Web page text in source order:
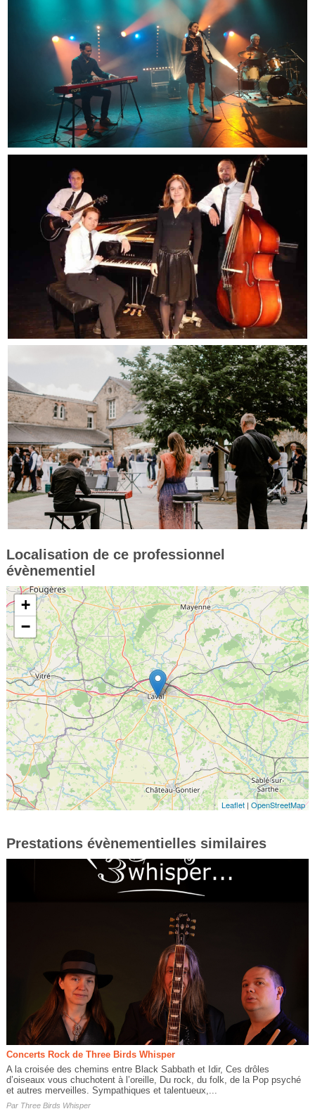
Localisation de ce professionnel
évènementiel
+
−
Leaflet |OpenStreetMap
Prestations évènementielles similaires
Concerts Rock de Three Birds Whisper
A la croisée des chemins entre Black Sabbath et Idir, Ces drôles
d’oiseaux vous chuchotent à l’oreille, Du rock, du folk, de la Pop psyché
et autres merveilles. Sympathiques et talentueux,...
Par Three Birds Whisper